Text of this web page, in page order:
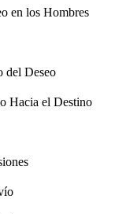
en los Hombres
del Deseo
Hacia el Destino